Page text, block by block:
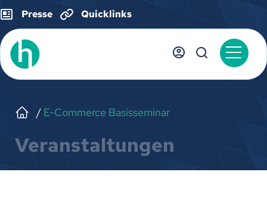
Presse Quicklinks
E-Commerce Basisseminar
Veranstaltungen